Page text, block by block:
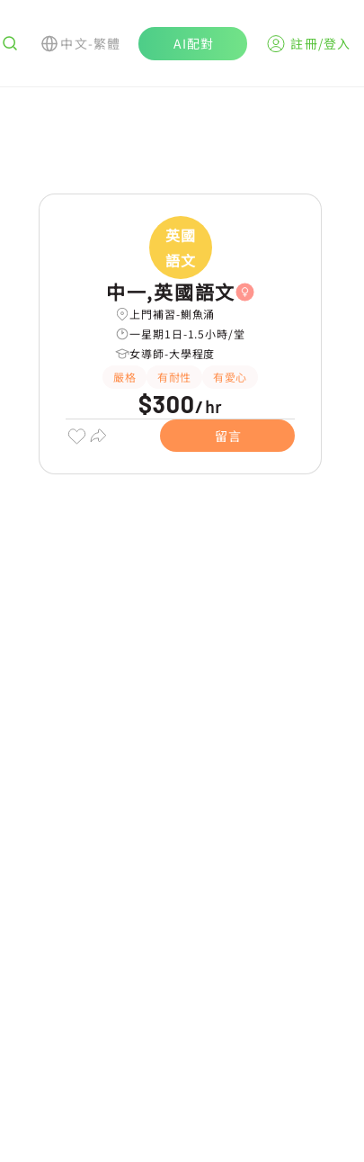
中文-繁體 AI配對 註冊/登入
英國
語文
中一,英國語文
上門補習-鰂魚涌
一星期1日-1.5小時/堂
女導師-大學程度
嚴格
有耐性 有愛心
$300/hr
留言